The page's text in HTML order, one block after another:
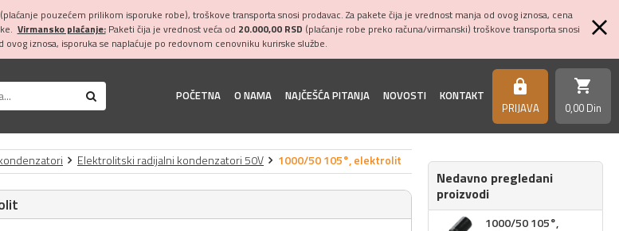
(plaćanje pouzećem prilikom isporuke robe), troškove transporta snosi prodavac. Za pakete čija je vrednost manja od ovog iznosa, cena
Virmansko plaćanje:Paketi čija je vrednost veća od 20.000,00 RSD (plaćanje robe preko računa/virmanski) troškove transporta snosi
ovog iznosa, isporuka se naplaćuje po redovnom cenovniku kurirske službe.
POČETNA O NAMA NAJČEŠĆA PITANJA NOVOSTI KONTAKT https
PRIJAVA
shopping_cart
0,00 Din
Elektrolitski radijalni kondenzatori 50V 1000/50 105°, elektrolit
Nedavno pregledani
proizvodi
1000/50 105°,